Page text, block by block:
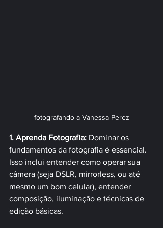
fotografando a Vanessa Perez
1. Aprenda Fotografia: Dominar os
fundamentos da fotografia é essencial.
Isso inclui entender como operar sua
câmera (seja DSLR, mirrorless, ou até
mesmo um bom celular), entender
composição, iluminação e técnicas de
edição básicas.